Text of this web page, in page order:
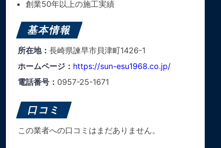
創業50年以上の施工実績
基本情報
所在地： 長崎県諫早市貝津町1426-1
ホームページ： https://sun-esu1968.co.jp/
電話番号： 0957-25-1671
口コミ
この業者への口コミはまだありません。